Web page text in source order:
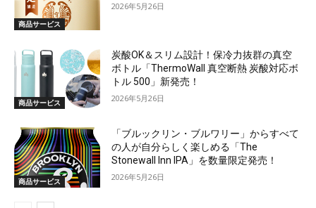
商品サービス
2026年5月26日
商品サービス
炭酸OK＆スリム設計！保冷力抜群の真空
ボトル「ThermoWall 真空断熱 炭酸対応ボ
トル 500」新発売！
2026年5月26日
商品サービス
「ブルックリン・ブルワリー」からすべて
の人が自分らしく楽しめる「The
Stonewall Inn IPA」を数量限定発売！
2026年5月26日